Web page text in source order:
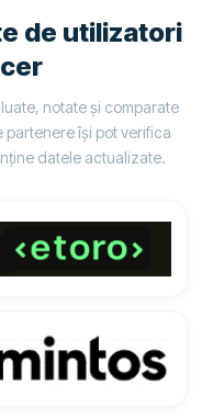
de utilizatori
notate și comparate
își pot verifica
datele actualizate.